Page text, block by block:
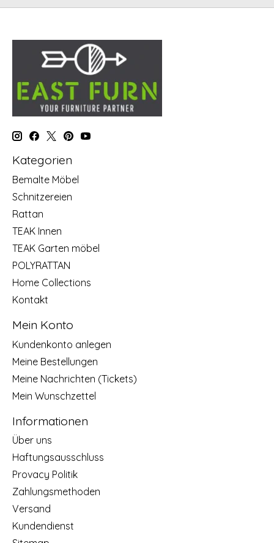
Kategorien
Bemalte Möbel
Schnitzereien
Rattan
TEAK Innen
TEAK Garten möbel
POLYRATTAN
Home Collections
Kontakt
Mein Konto
Kundenkonto anlegen
Meine Bestellungen
Meine Nachrichten (Tickets)
Mein Wunschzettel
Informationen
Über uns
Haftungsausschluss
Provacy Politik
Zahlungsmethoden
Versand
Kundendienst